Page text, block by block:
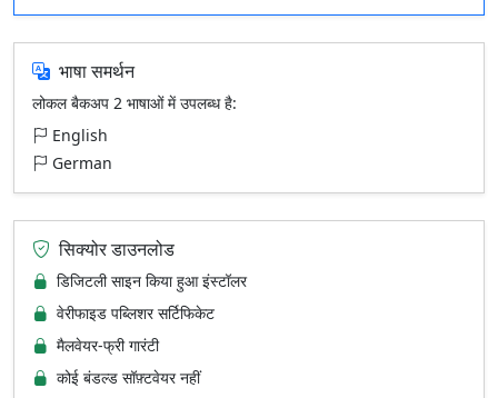
भाषा समर्थन
लोकल बैकअप 2 भाषाओं में उपलब्ध है:
English
German
सिक्योर डाउनलोड
डिजिटली साइन किया हुआ इंस्टॉलर
वेरीफाइड पब्लिशर सर्टिफिकेट
मैलवेयर-फ्री गारंटी
कोई बंडल्ड सॉफ़्टवेयर नहीं